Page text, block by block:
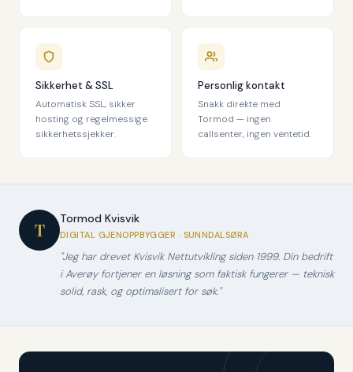
Sikkerhet & SSL
Automatisk SSL, sikker
hosting og regelmessige
sikkerhetssjekker.
Personlig kontakt
Snakk direkte med
Tormod — ingen
callsenter, ingen ventetid.
T
Tormod Kvisvik
DIGITAL GJENOPPBYGGER · SUNNDALSØRA
"Jeg har drevet Kvisvik Nettutvikling siden 1999. Din bedrift
i Averøy fortjener en løsning som faktisk fungerer — teknisk
solid, rask, og optimalisert for søk."